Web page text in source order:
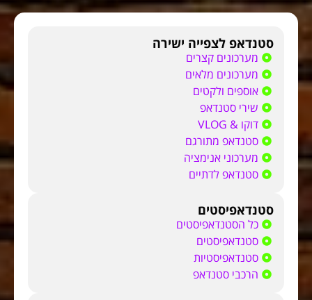
סטנדאפ לצפייה ישירה
מערכונים קצרים
מערכונים מלאים
אוספים ולקטים
שירי סטנדאפ
דוקו & VLOG
סטנדאפ מתורגם
מערכוני אנימציה
סטנדאפ לדתיים
סטנדאפיסטים
כל הסטנדאפיסטים
סטנדאפיסטים
סטנדאפיסטיות
הרכבי סטנדאפ